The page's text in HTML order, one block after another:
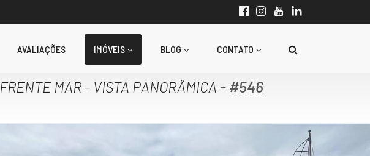
AVALIAÇÕES IMÓVEIS BLOG CONTATO
FRENTE MAR - VISTA PANORÂMICA - #546